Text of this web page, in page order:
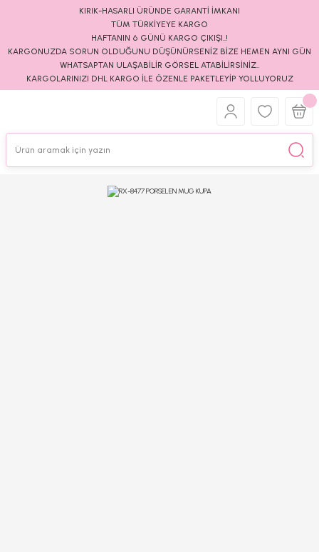
KIRIK-HASARLI ÜRÜNDE GARANTİ İMKANI
TÜM TÜRKİYEYE KARGO
HAFTANIN 6 GÜNÜ KARGO ÇIKIŞI..!
KARGONUZDA SORUN OLDUĞUNU DÜŞÜNÜRSENİZ BİZE HEMEN AYNI GÜN
WHATSAPTAN ULAŞABİLİR GÖRSEL ATABİLİRSİNİZ..
KARGOLARINIZI DHL KARGO İLE ÖZENLE PAKETLEYİP YOLLUYORUZ